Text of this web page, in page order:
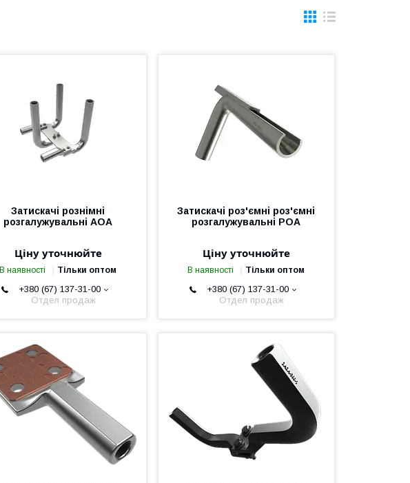
Затискачі рознімні
розгалужувальні АОА
Ціну уточнюйте
В наявності Тільки оптом
+380 (67) 137-31-00
Отдел продаж
Затискачі роз'ємні роз'ємні
розгалужувальні РОА
Ціну уточнюйте
В наявності Тільки оптом
+380 (67) 137-31-00
Отдел продаж